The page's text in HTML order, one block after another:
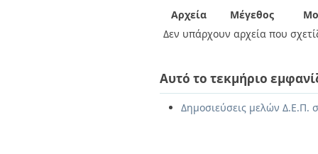
Αρχεία Μέγεθος
Δεν υπάρχουν αρχεία που
Αυτό το τεκμήριο
Δημοσιεύσεις μελών Δ.Ε.Π.